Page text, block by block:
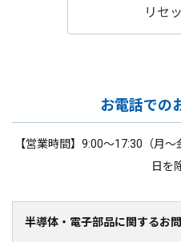
リセ
お電話での
【営業時間】9:00～17:30（月
日を
半導体・電子部品に関するお